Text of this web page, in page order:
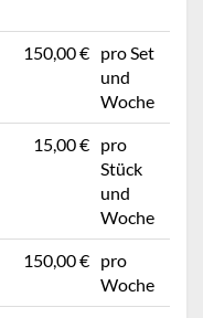
150,00 € pro Set
und
Woche
15,00 € pro
Stück
und
Woche
150,00 € pro
Woche